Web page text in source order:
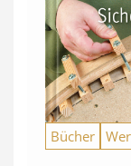
Bücher